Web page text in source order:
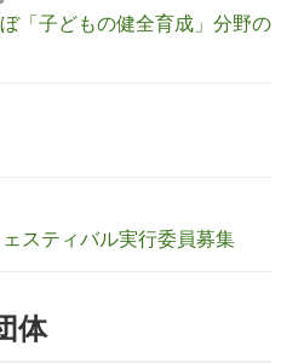
「子どもの健全育成」分野の
スティバル実行委員募集
体